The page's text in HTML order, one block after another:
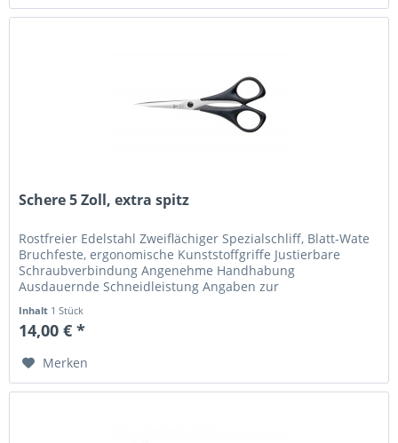
Schere 5 Zoll, extra spitz
Rostfreier Edelstahl Zweiflächiger Spezialschliff, Blatt-Wate
Bruchfeste, ergonomische Kunststoffgriffe Justierbare
Schraubverbindung Angenehme Handhabung
Ausdauernde Schneidleistung Angaben zur
Inhalt 1 Stück
14,00 € *
Merken